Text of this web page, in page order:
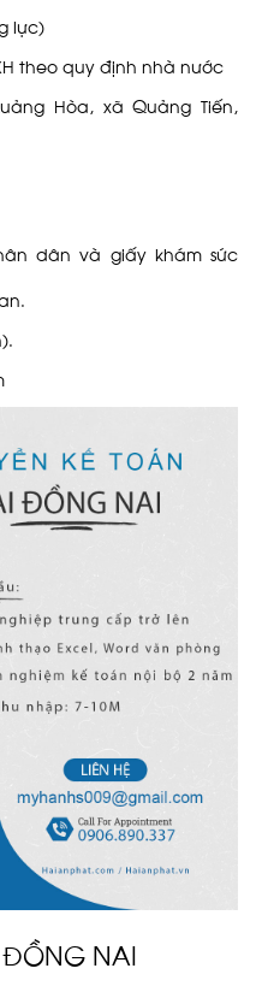
lực)
theo quy định nhà nước
Hòa, xã Quảng Tiến,
dân và giấy khám sức
ĐỒNG NAI